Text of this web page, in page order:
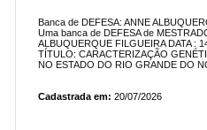
Banca de DEFESA: ANNE
Uma banca de DEFESA de
ALBUQUERQUE FILGUEIRA DATA :
TÍTULO: CARACTERIZAÇÃO
NO ESTADO DO RIO GRANDE DO
Cadastrada em: 20/07/2026